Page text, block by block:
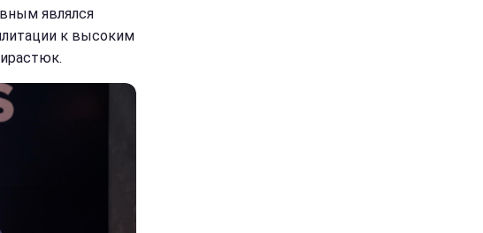
являлся
к высоким